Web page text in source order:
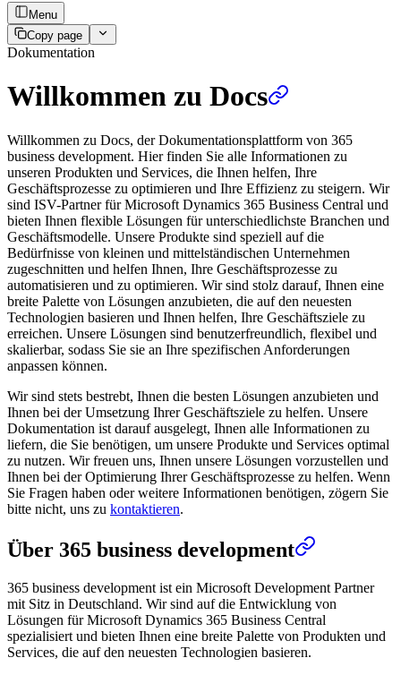
Menu
Copy page
Dokumentation
Willkommen zu Docs
Willkommen zu Docs, der Dokumentationsplattform von 365
business development. Hier finden Sie alle Informationen zu
unseren Produkten und Services, die Ihnen helfen, Ihre
Geschäftsprozesse zu optimieren und Ihre Effizienz zu steigern. Wir
sind ISV-Partner für Microsoft Dynamics 365 Business Central und
bieten Ihnen flexible Lösungen für unterschiedlichste Branchen und
Geschäftsmodelle. Unsere Produkte sind speziell auf die
Bedürfnisse von kleinen und mittelständischen Unternehmen
zugeschnitten und helfen Ihnen, Ihre Geschäftsprozesse zu
automatisieren und zu optimieren. Wir sind stolz darauf, Ihnen eine
breite Palette von Lösungen anzubieten, die auf den neuesten
Technologien basieren und Ihnen helfen, Ihre Geschäftsziele zu
erreichen. Unsere Lösungen sind benutzerfreundlich, flexibel und
skalierbar, sodass Sie sie an Ihre spezifischen Anforderungen
anpassen können.
Wir sind stets bestrebt, Ihnen die besten Lösungen anzubieten und
Ihnen bei der Umsetzung Ihrer Geschäftsziele zu helfen. Unsere
Dokumentation ist darauf ausgelegt, Ihnen alle Informationen zu
liefern, die Sie benötigen, um unsere Produkte und Services optimal
zu nutzen. Wir freuen uns, Ihnen unsere Lösungen vorzustellen und
Ihnen bei der Optimierung Ihrer Geschäftsprozesse zu helfen. Wenn
Sie Fragen haben oder weitere Informationen benötigen, zögern Sie
bitte nicht, uns zu kontaktieren.
Über 365 business development
365 business development ist ein Microsoft Development Partner
mit Sitz in Deutschland. Wir sind auf die Entwicklung von
Lösungen für Microsoft Dynamics 365 Business Central
spezialisiert und bieten Ihnen eine breite Palette von Produkten und
Services, die auf den neuesten Technologien basieren.